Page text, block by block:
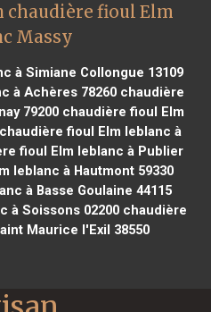
fioul Elm
Massy
à Simiane Collongue 13109
à Achères 78260 chaudière
79200 chaudière fioul Elm
fioul Elm leblanc à
fioul Elm leblanc à Publier
leblanc à Hautmont 59330
à Basse Goulaine 44115
à Soissons 02200chaudière
Maurice l'Exil 38550